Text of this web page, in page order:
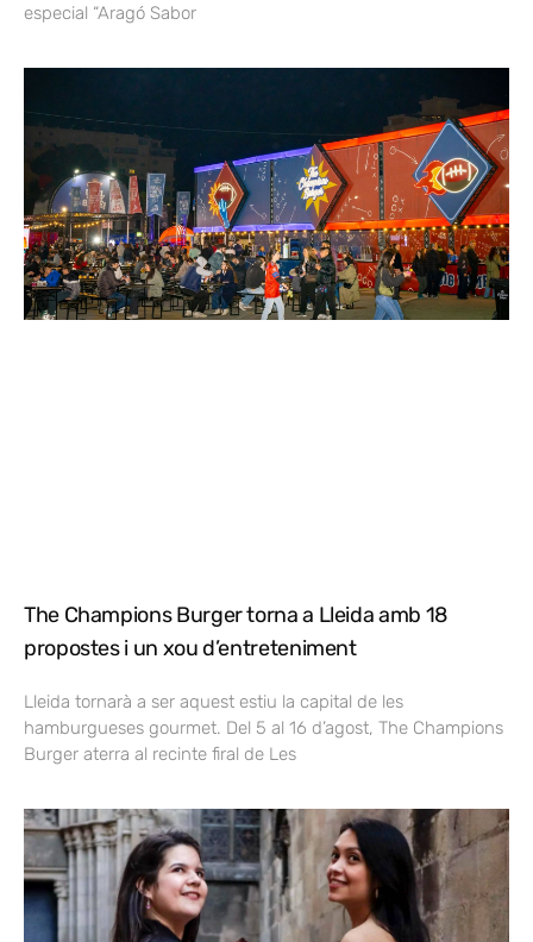
especial “Aragó Sabor
The Champions Burger torna a Lleida amb 18
propostes i un xou d’entreteniment
Lleida tornarà a ser aquest estiu la capital de les
hamburgueses gourmet. Del 5 al 16 d’agost, The Champions
Burger aterra al recinte firal de Les